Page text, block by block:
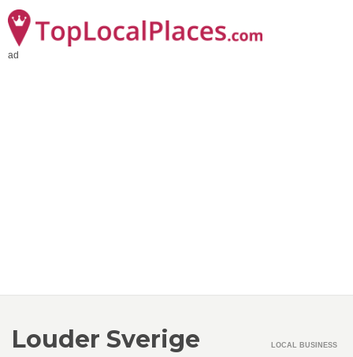
ad
Louder Sverige LOCAL BUSINESS